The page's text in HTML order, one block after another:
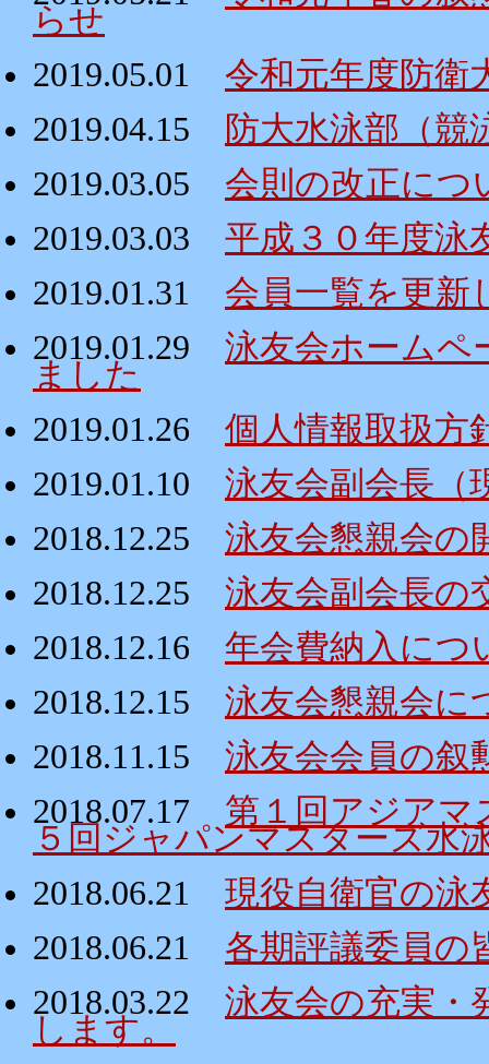
らせ
2019.05.01
令和元年度防衛
2019.04.15
防大水泳部（競
2019.03.05
会則の改正につ
2019.03.03
平成３０年度泳
2019.01.31
会員一覧を更新
2019.01.29
泳友会ホームペ
ました
2019.01.26
個人情報取扱方
2019.01.10
泳友会副会長（
2018.12.25
泳友会懇親会の
2018.12.25
泳友会副会長の
2018.12.16
年会費納入につ
2018.12.15
泳友会懇親会に
2018.11.15
泳友会会員の叙
2018.07.17
第１回アジア
５回ジャパンマスターズ水
2018.06.21
現役自衛官の泳
2018.06.21
各期評議委員の
2018.03.22
泳友会の充実・
します。